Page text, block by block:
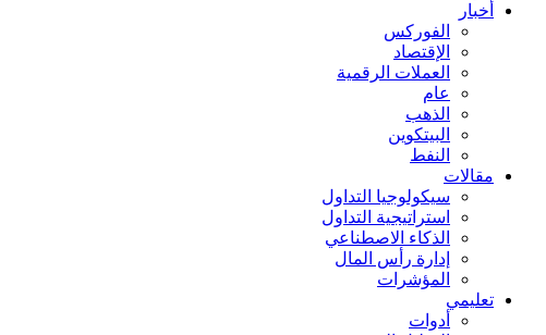
أخبار
الفوركس
الإقتصاد
العملات الرقمیة
عام
الذهب
البيتكوين
النفط
مقالات
سيكولوجيا التداول
استراتيجية التداول
الذكاء الاصطناعي
إدارة رأس المال
المؤشرات
تعليمي
أدوات